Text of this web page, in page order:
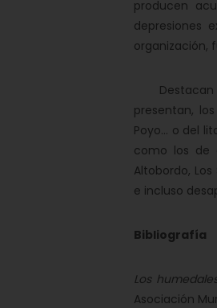
producen
depresiones
organización,
Destacan
presentan,
Poyo... o del
como los de
Altobordo,
e incluso
Bibliografía
Los
Asociación